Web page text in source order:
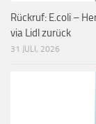
Rückruf: E.coli –
via Lidl zurück
31 JULI, 2026